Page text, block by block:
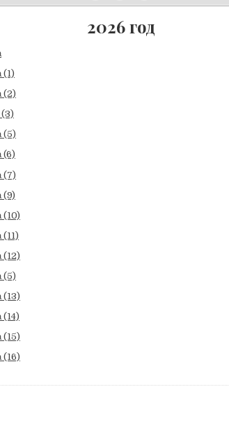
2026 год
(1)
(2)
(3)
(5)
(6)
(7)
(9)
(10)
(12)
(5)
(13)
(14)
(15)
(16)